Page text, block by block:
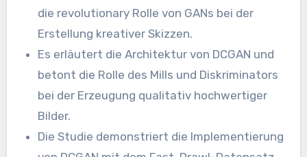
die revolutionary Rolle von GANs bei der
Erstellung kreativer Skizzen.
Es erläutert die Architektur von DCGAN und
betont die Rolle des Mills und Diskriminators
bei der Erzeugung qualitativ hochwertiger
Bilder.
Die Studie demonstriert die Implementierung